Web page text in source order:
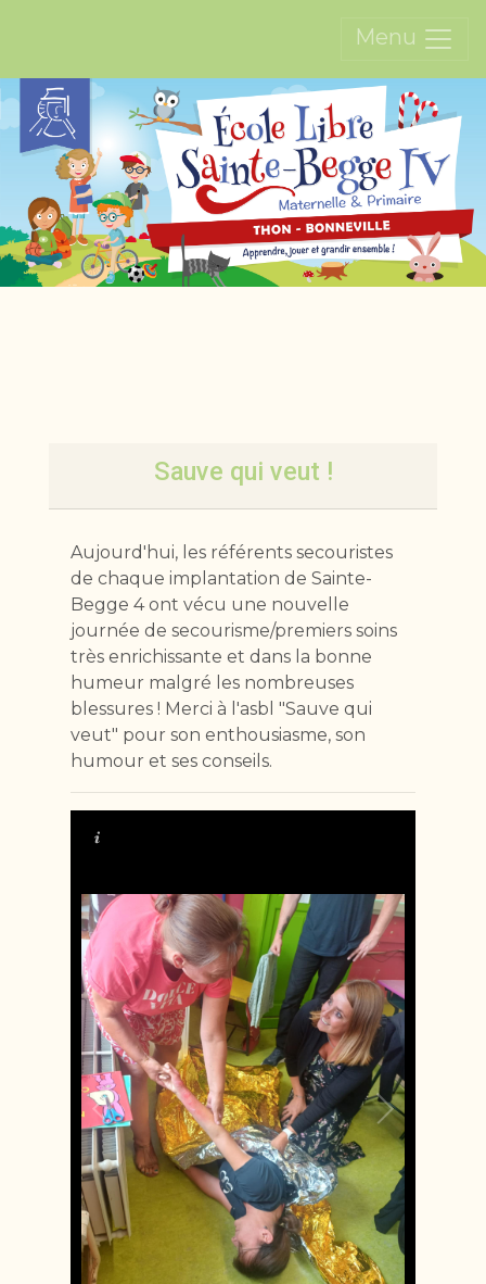
Menu
Sauve qui veut !
Aujourd'hui, les référents secouristes
de chaque implantation de Sainte-
Begge 4 ont vécu une nouvelle
journée de secourisme/premiers soins
très enrichissante et dans la bonne
humeur malgré les nombreuses
blessures ! Merci à l'asbl "Sauve qui
veut" pour son enthousiasme, son
humour et ses conseils.